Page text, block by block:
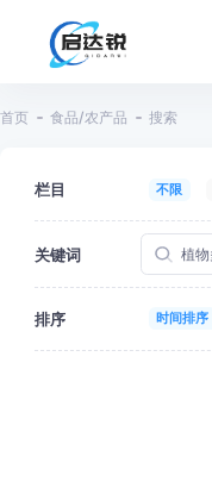
首页 食品/农产品 搜索
栏目 不限
关键词
排序 时间排序